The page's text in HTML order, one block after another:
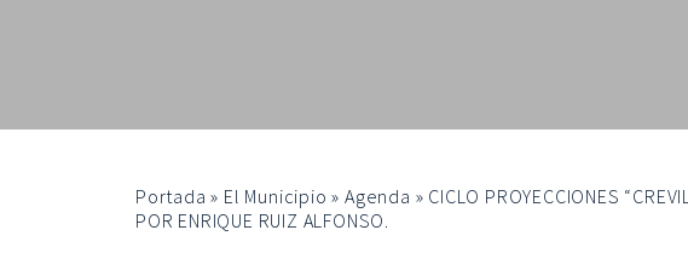
Portada » El Municipio »Agenda » CICLO PROYECCIONES
POR ENRIQUE RUIZ ALFONSO.